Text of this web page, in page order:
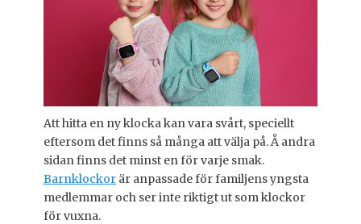
Att hitta en ny klocka kan vara svårt, speciellt
eftersom det finns så många att välja på. Å andra
sidan finns det minst en för varje smak.
Barnklockor är anpassade för familjens yngsta
medlemmar och ser inte riktigt ut som klockor
för vuxna.